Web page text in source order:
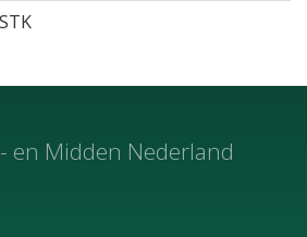
STK
en Midden Nederland